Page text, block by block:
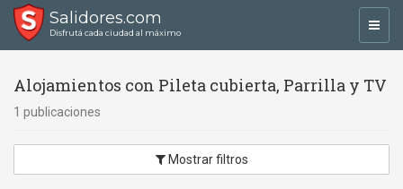
Salidores.com
Disfrutá cada ciudad al máximo
Alojamientos con Pileta cubierta, Parrilla y TV
1 publicaciones
Mostrar filtros